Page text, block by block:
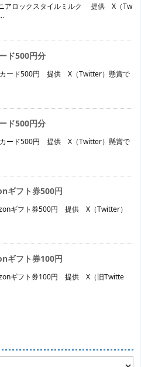
アロックスタイルミルク 提供 X（Tw
ド500円分
ード500円 提供 X（Twitter）懸賞で
ド500円分
ード500円 提供 X（Twitter）懸賞で
ギフト券500円
ギフト券500円 提供 X（Twitter）
ギフト券100円
ギフト券100円 提供 X（旧Twitte